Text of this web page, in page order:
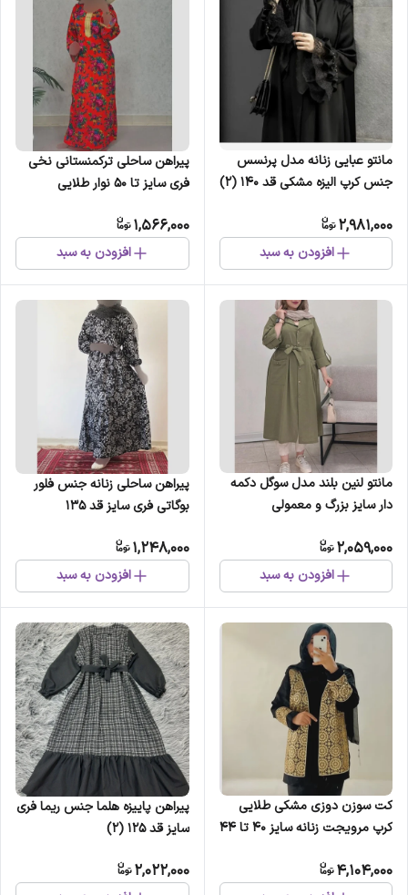
مانتو عبایی زنانه مدل پرنسس
جنس کرپ الیزه مشکی قد 140 (2)
2,981,000
افزودن به سبد
پیراهن ساحلی ترکمنستانی نخی
فری سایز تا 50 نوار طلایی
1,566,000
افزودن به سبد
مانتو لنین بلند مدل سوگل دکمه
دار سایز بزرگ و معمولی
2,059,000
افزودن به سبد
پیراهن ساحلی زنانه جنس فلور
بوگاتی فری سایز قد 135
1,248,000
افزودن به سبد
کت سوزن دوزی مشکی طلایی
کرپ مرویجت زنانه سایز 40 تا 44
4,104,000
پیراهن پاییزه هلما جنس ریما فری
سایز قد 125 (2)
2,022,000